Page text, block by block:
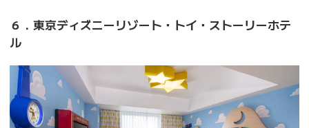
６．東京ディズニーリゾート・トイ・ストーリーホテ
ル